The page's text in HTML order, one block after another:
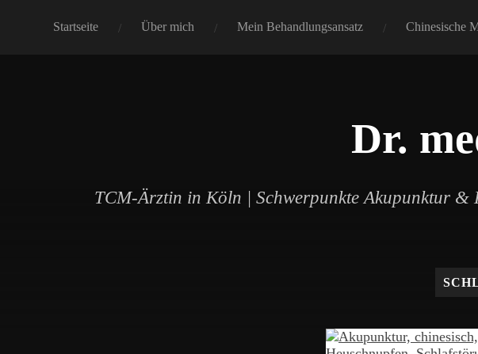
Startseite Über mich Mein Behandlungsansatz Chinesische
Dr.
TCM-Ärztin in Köln | Schwerpunkte Akupunktur &